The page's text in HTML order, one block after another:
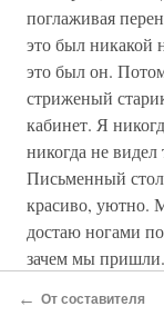
поглаживая
это был никакой
это был он.
стриженый
кабинет. Я
никогда не
Письменный
красиво, уютно.
достаю ногами
зачем мы
клубе. Он
← От составителя